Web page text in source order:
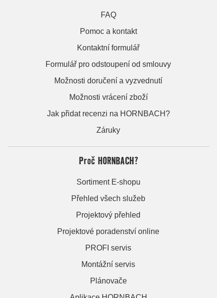
FAQ
Pomoc a kontakt
Kontaktní formulář
Formulář pro odstoupení od smlouvy
Možnosti doručení a vyzvednutí
Možnosti vrácení zboží
Jak přidat recenzi na HORNBACH?
Záruky
Proč HORNBACH?
Sortiment E-shopu
Přehled všech služeb
Projektový přehled
Projektové poradenství online
PROFI servis
Montážní servis
Plánovače